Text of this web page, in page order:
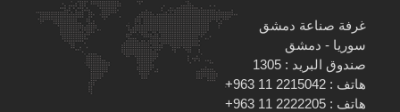
غرفة صناعة دمشق
سوريا - دمشق
صندوق البريد : 1305
هاتف : 2215042 11 963+
هاتف : 2222205 11 963+